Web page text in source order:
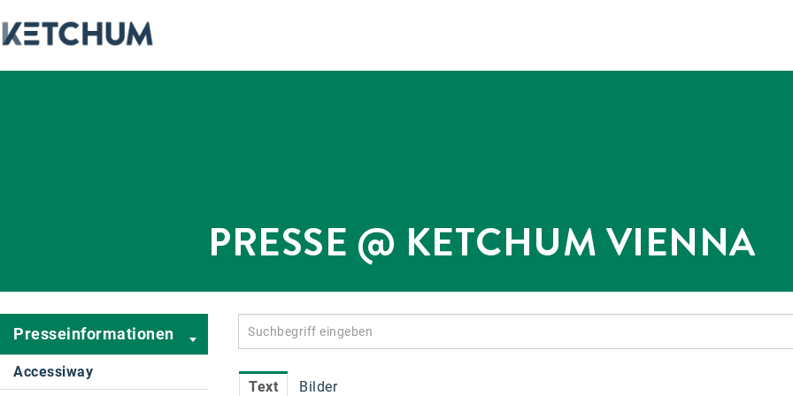
PRESSE @ KETCHUM VIENNA
Presseinformationen
Accessiway
Text
Bilder